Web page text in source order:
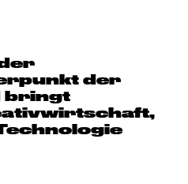
der
bringt